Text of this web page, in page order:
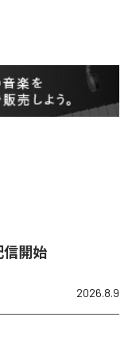
信開始
2026.8.9